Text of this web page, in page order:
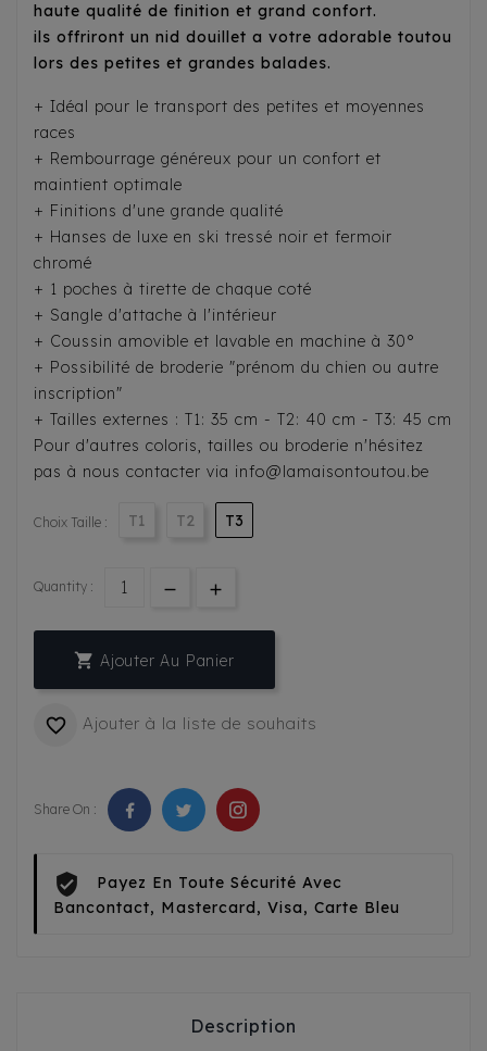
haute qualité de finition et grand confort.
ils offriront un nid douillet a votre adorable toutou
lors des petites et grandes balades.
+ Idéal pour le transport des petites et moyennes
races
+ Rembourrage généreux pour un confort et
maintient optimale
+ Finitions d'une grande qualité
+ Hanses de luxe en ski tressé noir et fermoir
chromé
+ 1 poches à tirette de chaque coté
+ Sangle d'attache à l'intérieur
+ Coussin amovible et lavable en machine à 30°
+ Possibilité de broderie "prénom du chien ou autre
inscription"
+ Tailles externes : T1: 35 cm - T2: 40 cm - T3: 45 cm
Pour d'autres coloris, tailles ou broderie n'hésitez
pas à nous contacter via info@lamaisontoutou.be
Choix Taille : T1 T2 T3
Quantity :
 Ajouter Au Panier
 Ajouter à la liste de souhaits
Share On :
Payez En Toute Sécurité Avec
Bancontact, Mastercard, Visa, Carte Bleu
Description